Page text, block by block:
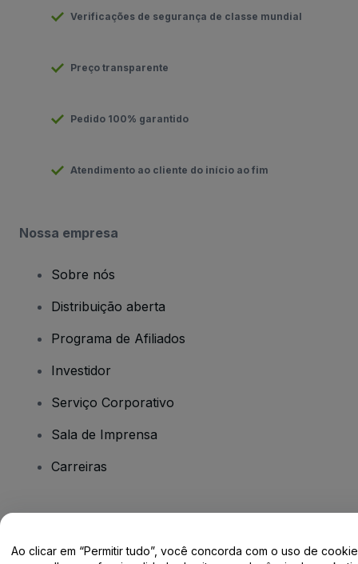
Verificações de segurança de classe mundial
Preço transparente
Pedido 100% garantido
Atendimento ao cliente do início ao fim
Nossa empresa
Sobre nós
Distribuição aberta
Programa de Afiliados
Investidor
Serviço Corporativo
Sala de Imprensa
Carreiras
Ao clicar em “Permitir tudo”, você concorda com o uso de